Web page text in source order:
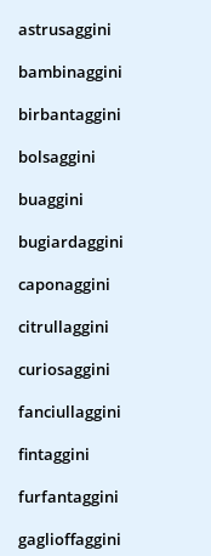
astrusaggini
bambinaggini
birbantaggini
bolsaggini
buaggini
bugiardaggini
caponaggini
citrullaggini
curiosaggini
fanciullaggini
fintaggini
furfantaggini
gaglioffaggini